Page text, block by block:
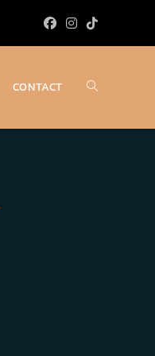
CONTACT Toggle